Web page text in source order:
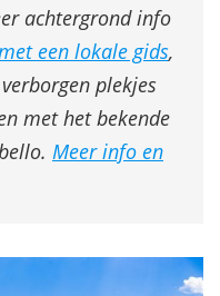
achtergrond info
een lokale gids,
plekjes
met het bekende
Meer info en